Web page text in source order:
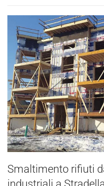
Smaltimento rifiuti